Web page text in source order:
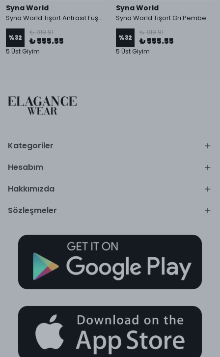
Syna World
Syna World Tişört Antrasit Fuşya
%32
₺ 819.91
₺ 555.55
5 Üst Giyim
Syna World
Syna World Tişört Gri Pembe
%32
₺ 819.91
₺ 555.55
5 Üst Giyim
Kategoriler
Hesabım
Hakkımızda
Sözleşmeler